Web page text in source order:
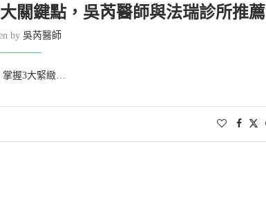
關鍵點，吳芮醫師與法瑞診所推薦
by 吳芮醫師
掌握3大緊緻…